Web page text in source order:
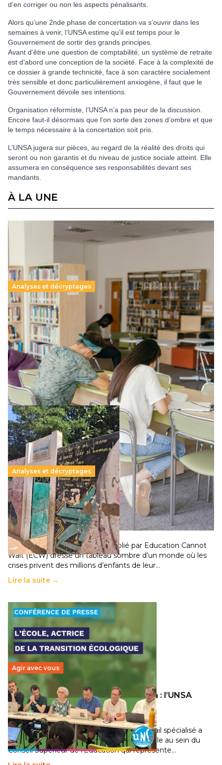
d’en corriger ou non les aspects pénalisants.
Alors qu’une 2nde phase de concertation va s’ouvrir dans les
semaines à venir, l’UNSA estime qu’il est temps pour le
Gouvernement de sortir des grands principes.
Avant d’être une question de comptabilité, un système de retraite
est d’abord une conception de la société. Face à la complexité de
ce dossier à grande technicité, face à son caractère socialement
très sensible et donc particulièrement anxiogène, il faut que le
Gouvernement dévoile ses intentions.
Organisation réformiste, l’UNSA n’a pas peur de la discussion.
Encore faut-il désormais que l’on sorte des zones d’ombre et que
le temps nécessaire à la concertation soit pris.
L’UNSA jugera sur pièces, au regard de la réalité des droits qui
seront ou non garantis et du niveau de justice sociale atteint. Elle
assumera en conséquence ses responsabilités devant ses
mandants.
À LA UNE
Analyses et décryptages
Supérieur privé : une dérive qui met à mal la
promesse républicaine
11 juillet 2026-
Le projet de loi sur la régulation de l’enseignement
supérieur privé met en lumière l’amplification d’un système
qui relègue l’acte pédagogique au superfétatoire, voire à…
Lire la suite →
Analyses et décryptages
258 millions d’enfants victimes de la guerre, des
chocs climatiques et des déplacements de
population
11 juillet 2026- National
Un nouveau rapport mondial publié par Education Cannot
Wait (ECW) dresse un tableau sombre d’un monde où les
crises privent des millions d’enfants de leur…
Lire la suite →
Agir avec vous
Transition écologique de l’éducation : l’UNSA
Éducation fait bouger les lignes
30 juin 2026-National
Pendant plusieurs mois, un groupe de travail spécialisé a
travaillé sur la transition écologique de l’Ecole au sein du
Conseil Supérieur de l’Éducation qui représente…